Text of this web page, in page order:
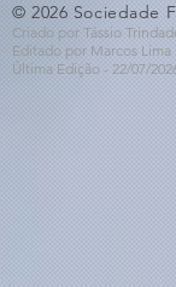
© 2026 Sociedade
Criado por Tássio
Editado por Marcos Lima
Última Edição - 22/07/